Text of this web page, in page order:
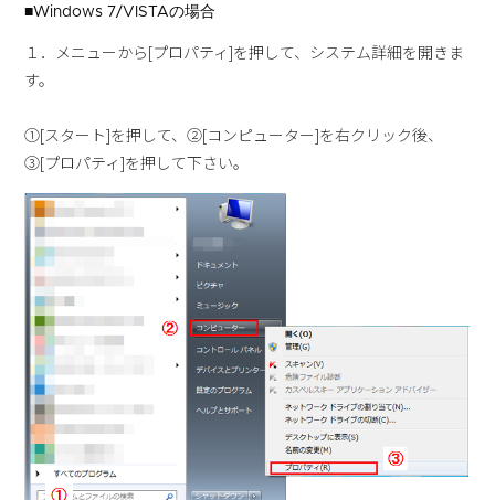
■Windows 7/VISTAの場合
１．メニューから[プロパティ]を押して、システム詳細を開きま
す。
①[スタート]を押して、②[コンピューター]を右クリック後、
③[プロパティ]を押して下さい。